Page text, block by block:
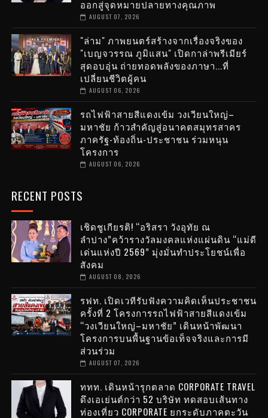
ออกสู่จุดหมายปลายทางคุณภาพ
AUGUST 07, 2026
"ล่าม" ภาพยนตร์สร้างจากเรื่องจริงของ
"เบญจวรรณ ภูมิแสน" เปิดกาล่าพรีเมียร์
สุดอบอุ่น ถ่ายทอดพลังของภาษา...ที่
เปลี่ยนชีวิตผู้คน
AUGUST 06, 2026
รถไฟฟ้าสายสีแดงเข้ม วงเวียนใหญ่–
มหาชัย ก้าวสำคัญสู่อนาคตสมุทรสาคร
ภาครัฐ-ท้องถิ่น-ประชาชน ร่วมหนุน
โครงการ
AUGUST 06, 2026
RECENT POSTS
เชิดชูเกียรติ! “อริสรา วังอุทัย ณ
ลำปาง”คว้ารางวัลมงคลแห่งแผ่นดิน “แม่ดี
เด่นแห่งปี 2569” มุ่งมั่นทำประโยชน์เพื่อ
สังคม
AUGUST 08, 2026
รฟท. เปิดเวทีรับฟังความคิดเห็นประชาชน
ครั้งที่ 2 โครงการรถไฟฟ้าสายสีแดงเข้ม
“วงเวียนใหญ่–มหาชัย” เดินหน้าพัฒนา
โครงการบนพื้นฐานข้อเท็จจริงและการมี
ส่วนร่วม
AUGUST 07, 2026
ททท. เดินหน้ารุกตลาด CORPORATE TRAVEL
ดึงเอเย่นต์กว่า 52 บริษัท ทดสอบเส้นทาง
ท่องเที่ยว CORPORATE ยกระดับภาคตะวัน